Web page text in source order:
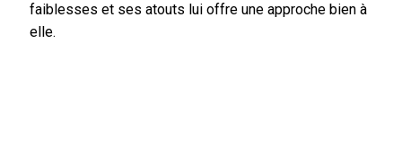
faiblesses et ses atouts lui offre une approche bien à
elle.